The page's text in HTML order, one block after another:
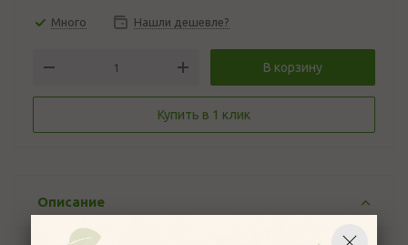
Много Нашли дешевле?
В корзину
Купить в 1 клик
Описание